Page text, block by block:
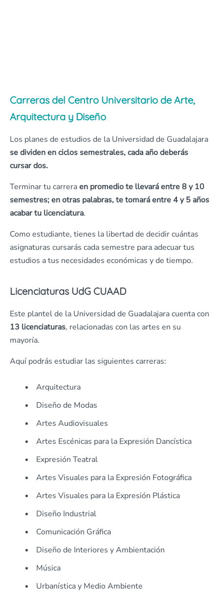
Carreras del Centro Universitario de Arte,
Arquitectura y Diseño
Los planes de estudios de la Universidad de Guadalajara
se dividen en ciclos semestrales, cada año deberás
cursar dos.
Terminar tu carreraen promedio te llevará entre 8 y 10
semestres; en otras palabras, te tomará entre 4 y 5 años
acabar tu licenciatura.
Como estudiante, tienes la libertad de decidir cuántas
asignaturas cursarás cada semestre para adecuar tus
estudios a tus necesidades económicas y de tiempo.
Licenciaturas UdG CUAAD
Este plantel de la Universidad de Guadalajara cuenta con
13 licenciaturas, relacionadas con las artes en su
mayoría.
Aquí podrás estudiar las siguientes carreras:
Arquitectura
Diseño de Modas
Artes Audiovisuales
Artes Escénicas para la Expresión Dancística
Expresión Teatral
Artes Visuales para la Expresión Fotográfica
Artes Visuales para la Expresión Plástica
Diseño Industrial
Comunicación Gráfica
Diseño de Interiores y Ambientación
Música
Urbanística y Medio Ambiente